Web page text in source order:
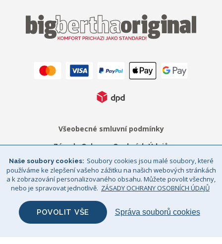
Všeobecné smluvní podmínky
Zásady Ochrany Osobních Údajů
Právní upozornění
Sitemap
© Big Bertha Original 2026
GHS Retail Ltd / Registrace k DPH: CZ 685352911
Naše soubory cookies
Soubory cookies jsou malé soubory, které
používáme ke zlepšení vašeho zážitku na našich webových stránkách
a k zobrazování personalizovaného obsahu. Můžete povolit všechny,
nebo je spravovat jednotlivě. ZÁSADY OCHRANY OSOBNÍCH ÚDAJŮ
POVOLIT VŠE Správa souborů cookies